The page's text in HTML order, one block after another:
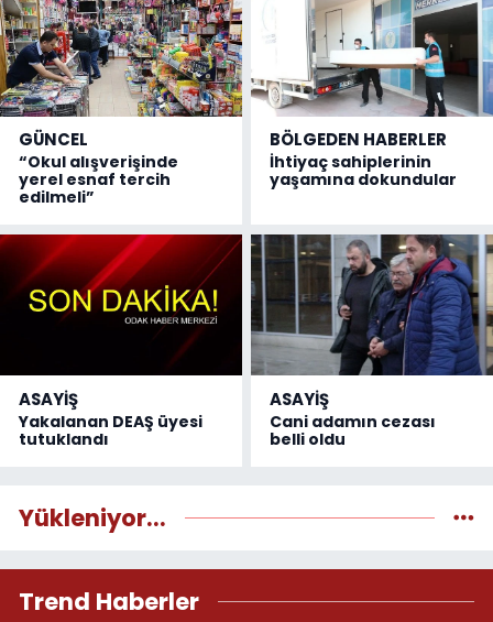
GÜNCEL
“Okul alışverişinde
yerel esnaf tercih
edilmeli”
BÖLGEDEN HABERLER
İhtiyaç sahiplerinin
yaşamına dokundular
ASAYİŞ
Yakalanan DEAŞ üyesi
tutuklandı
ASAYİŞ
Cani adamın cezası
belli oldu
Yükleniyor...
Trend Haberler